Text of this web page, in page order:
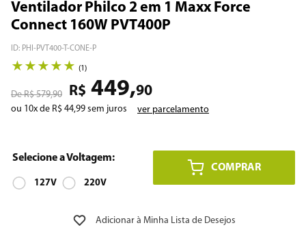
Ventilador Philco 2 em 1 Maxx Force
Connect 160W PVT400P
ID: PHI-PVT400-T-CONE-P
★ ★ ★ ★ ★ (1 )
R$ 579,90 R$ 449,90
ou 10x de R$ 44,99 sem juros ver parcelamento
127V 220V
COMPRAR
3º portátil
4º vertical
º embutir
aspiradores
7º air fryer